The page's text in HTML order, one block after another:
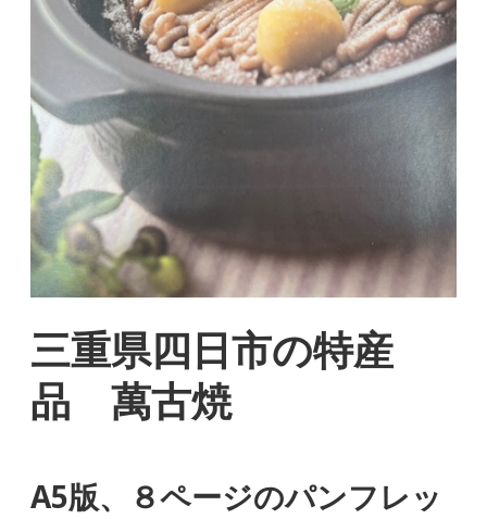
三重県四日市の特産
品 萬古焼
A5版、８ページのパンフレッ